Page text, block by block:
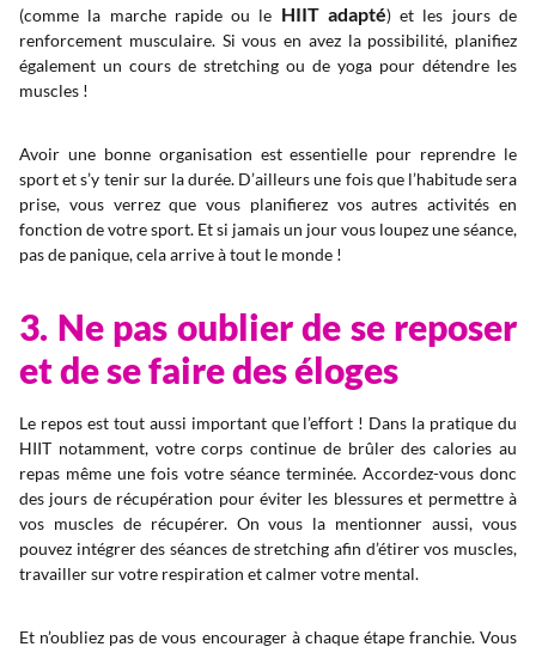
(comme la marche rapide ou le HIIT adapté) et les jours de
renforcement musculaire. Si vous en avez la possibilité, planifiez
également un cours de stretching ou de yoga pour détendre les
muscles !
Avoir une bonne organisation est essentielle pour reprendre le
sport et s’y tenir sur la durée. D’ailleurs une fois que l’habitude sera
prise, vous verrez que vous planifierez vos autres activités en
fonction de votre sport. Et si jamais un jour vous loupez une séance,
pas de panique, cela arrive à tout le monde !
3. Ne pas oublier de se reposer
et de se faire des éloges
Le repos est tout aussi important que l’effort ! Dans la pratique du
HIIT notamment, votre corps continue de brûler des calories au
repas même une fois votre séance terminée. Accordez-vous donc
des jours de récupération pour éviter les blessures et permettre à
vos muscles de récupérer. On vous la mentionner aussi, vous
pouvez intégrer des séances de stretching afin d’étirer vos muscles,
travailler sur votre respiration et calmer votre mental.
Et n’oubliez pas de vous encourager à chaque étape franchie. Vous